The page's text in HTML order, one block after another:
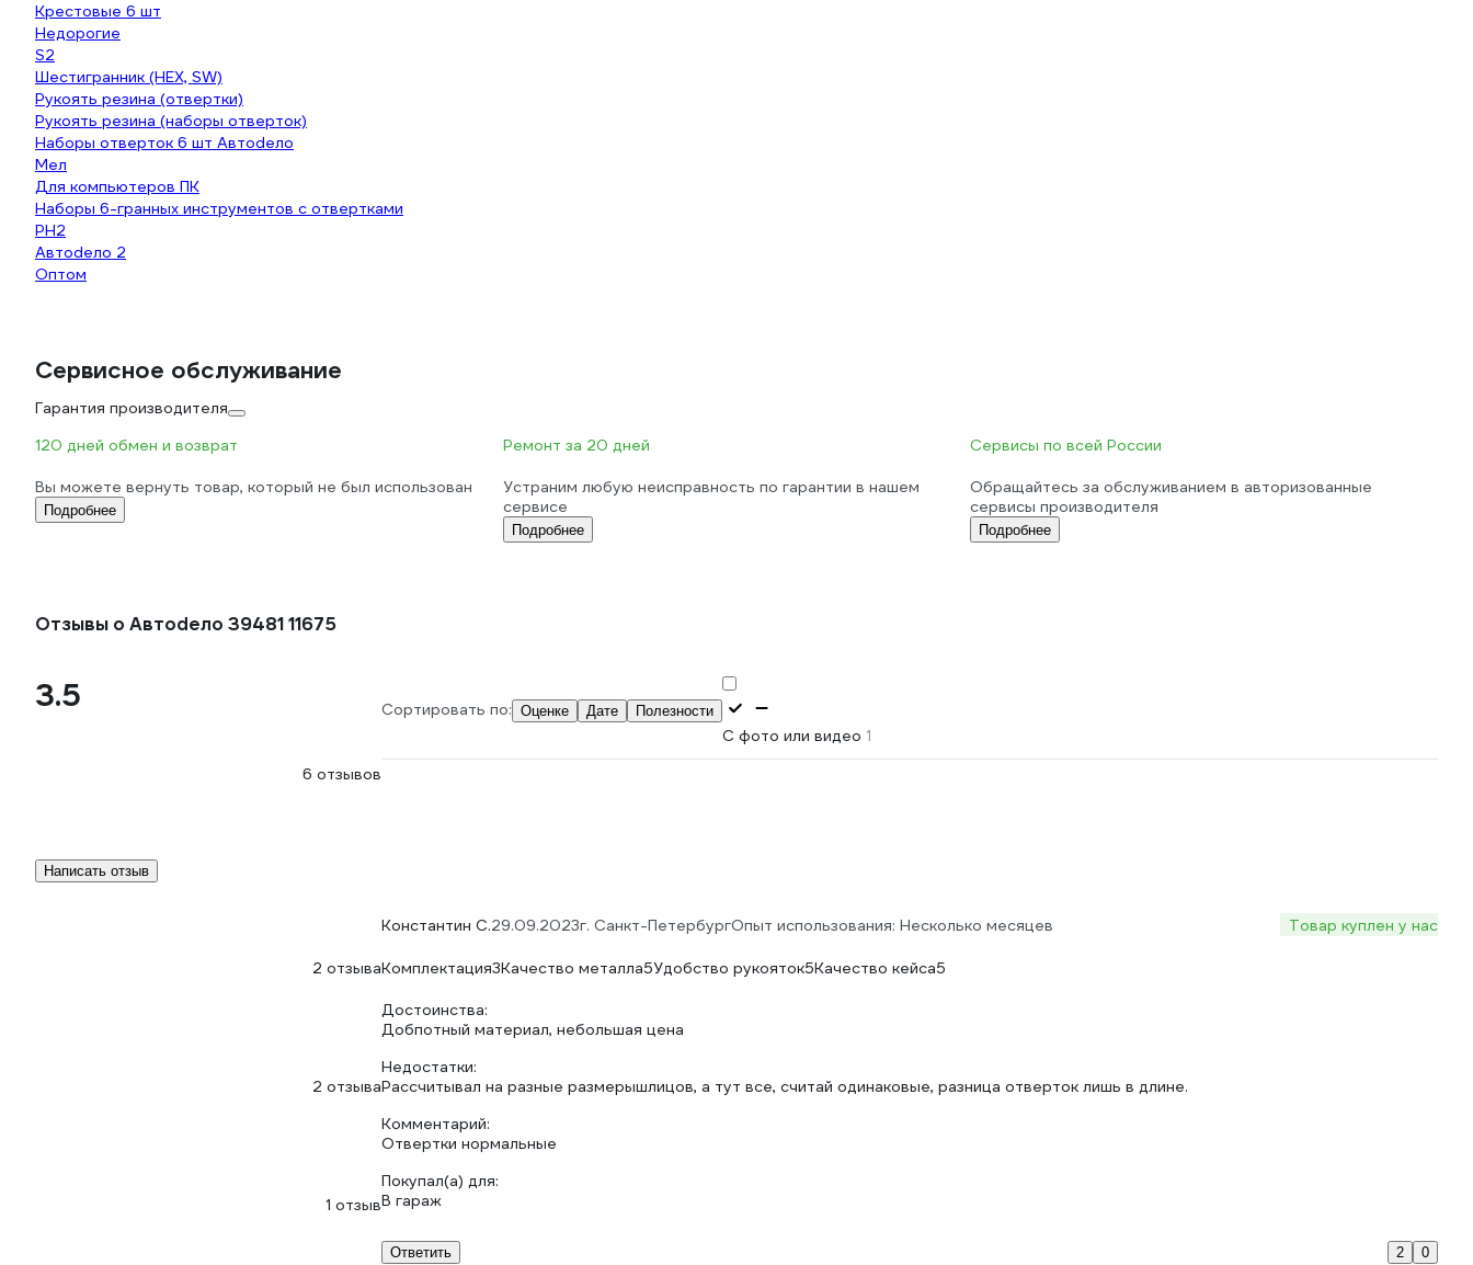
Крестовые 6 шт
Недорогие
S2
Шестигранник (HEX, SW)
Рукоять резина (отвертки)
Рукоять резина (наборы отверток)
Наборы отверток 6 шт Автоdело
Мел
Для компьютеров ПК
Наборы 6-гранных инструментов с отвертками
PH2
Автоdело 2
Оптом
Сервисное обслуживание
Гарантия производителя
120 дней обмен и возврат
Вы можете вернуть товар, который не был использован
Подробнее
Ремонт за 20 дней
Устраним любую неисправность по гарантии в нашем
сервисе
Подробнее
Сервисы по всей России
Обращайтесь за обслуживанием в авторизованные
сервисы производителя
Подробнее
Отзывы о Автоdело 39481 11675
3.5
6 отзывов
Написать отзыв
2 отзыва
2 отзыва
1 отзыв
Сортировать по: Оценке Дате Полезности
С фото или видео 1
Константин С.29.09.2023г. Санкт-ПетербургОпыт использования: Несколько месяцев Товар куплен у нас
Комплектация3Качество металла5Удобство рукояток5Качество кейса5
Достоинства:
Добпотный материал, небольшая цена
Недостатки:
Рассчитывал на разные размерышлицов, а тут все, считай одинаковые, разница отверток лишь в длине.
Комментарий:
Отвертки нормальные
Покупал(а) для:
В гараж
Ответить 2 0